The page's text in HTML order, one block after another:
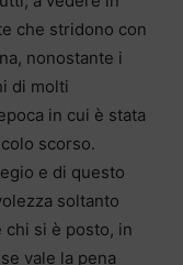
che stridono con
nonostante i
di molti
in cui è stata
scorso.
e di questo
soltanto
chi si è posto, in
vale la pena